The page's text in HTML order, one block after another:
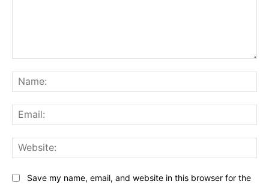
Save my name, email, and website in this browser for the